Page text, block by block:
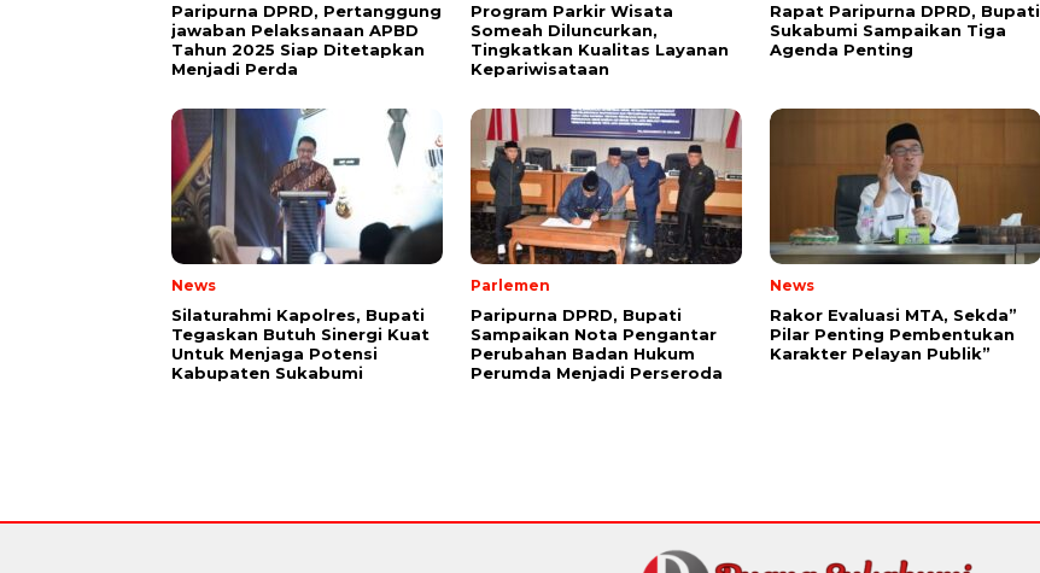
Paripurna DPRD, Pertanggung
jawaban Pelaksanaan APBD
Tahun 2025 Siap Ditetapkan
Menjadi Perda
Program Parkir Wisata
Someah Diluncurkan,
Tingkatkan Kualitas Layanan
Kepariwisataan
Rapat Paripurna DPRD, Bupati
Sukabumi Sampaikan Tiga
Agenda Penting
News
Silaturahmi Kapolres, Bupati
Tegaskan Butuh Sinergi Kuat
Untuk Menjaga Potensi
Kabupaten Sukabumi
Parlemen
Paripurna DPRD, Bupati
Sampaikan Nota Pengantar
Perubahan Badan Hukum
Perumda Menjadi Perseroda
News
Rakor Evaluasi MTA, Sekda”
Pilar Penting Pembentukan
Karakter Pelayan Publik”